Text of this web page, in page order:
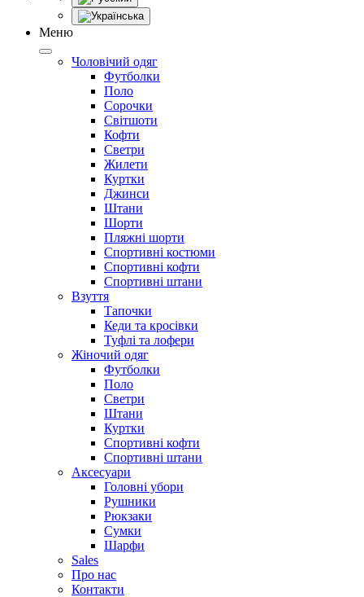
Меню
Чоловічий одяг
Футболки
Поло
Сорочки
Світшоти
Кофти
Светри
Жилети
Куртки
Джинси
Штани
Шорти
Пляжні шорти
Спортивні костюми
Спортивні кофти
Спортивні штани
Взуття
Тапочки
Кеди та кросівки
Туфлі та лофери
Жіночий одяг
Футболки
Поло
Светри
Штани
Куртки
Cпортивні кофти
Спортивні штани
Аксесуари
Головні убори
Рушники
Рюкзаки
Сумки
Шарфи
Sales
Про нас
Контакти